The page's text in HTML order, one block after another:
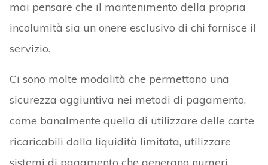
mai pensare che il mantenimento della propria
incolumità sia un onere esclusivo di chi fornisce il
servizio.
Ci sono molte modalità che permettono una
sicurezza aggiuntiva nei metodi di pagamento,
come banalmente quella di utilizzare delle carte
ricaricabili dalla liquidità limitata, utilizzare